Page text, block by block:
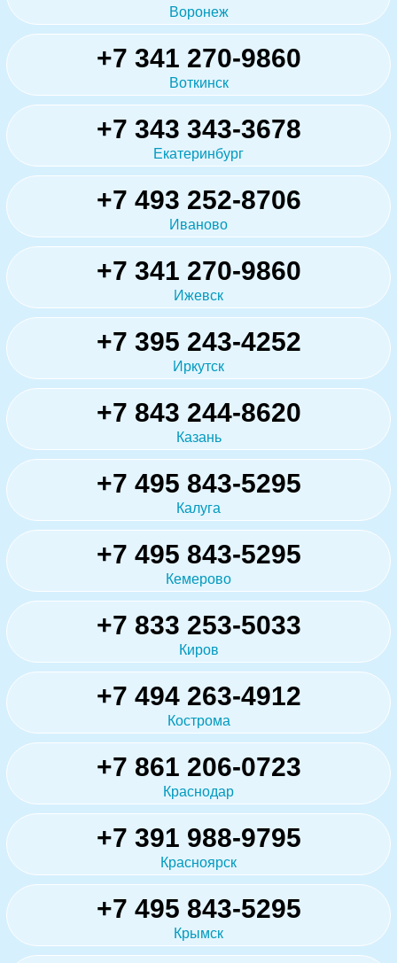
Воронеж
+7 341 270-9860
Воткинск
+7 343 343-3678
Екатеринбург
+7 493 252-8706
Иваново
+7 341 270-9860
Ижевск
+7 395 243-4252
Иркутск
+7 843 244-8620
Казань
+7 495 843-5295
Калуга
+7 495 843-5295
Кемерово
+7 833 253-5033
Киров
+7 494 263-4912
Кострома
+7 861 206-0723
Краснодар
+7 391 988-9795
Красноярск
+7 495 843-5295
Крымск